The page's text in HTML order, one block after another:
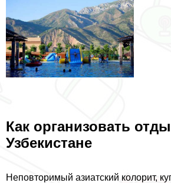
Как организовать
Узбекистане
Неповторимый азиатский колорит,